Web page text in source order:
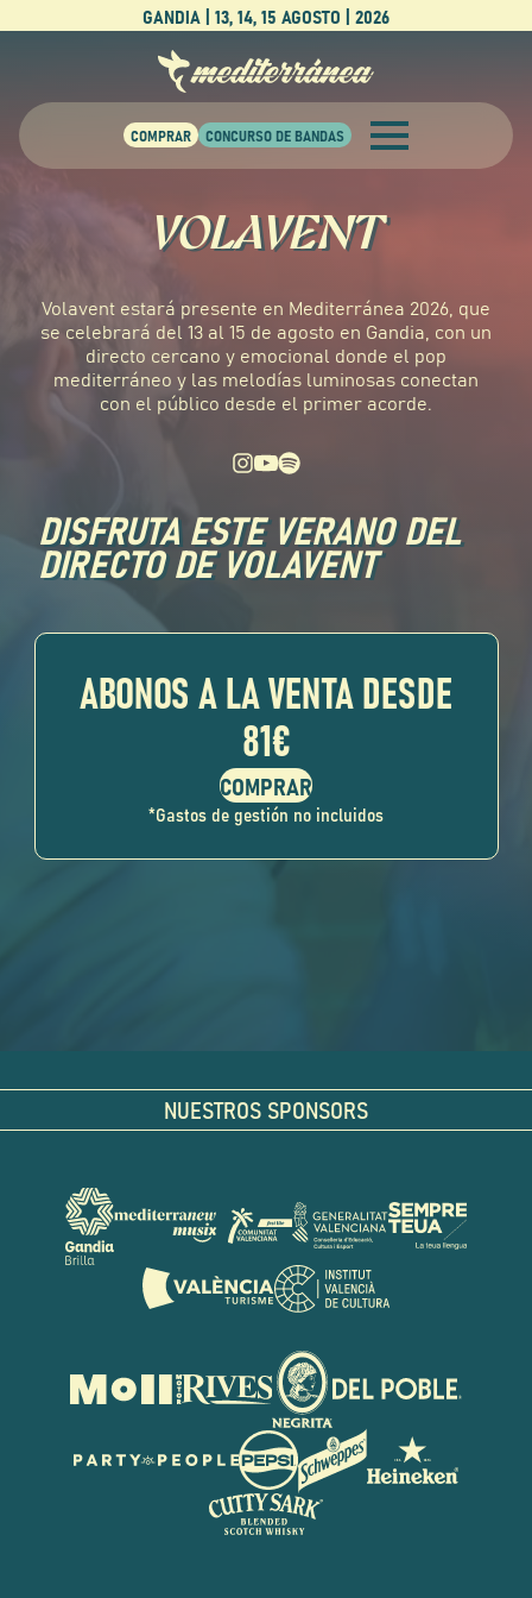
GANDIA | 13, 14, 15 AGOSTO | 2026
VOLAVENT
Volavent estará presente en Mediterránea 2026, que
se celebrará del 13 al 15 de agosto en Gandia, con un
directo cercano y emocional donde el pop
mediterráneo y las melodías luminosas conectan
con el público desde el primer acorde.
DISFRUTA ESTE VERANO DEL
DIRECTO DE VOLAVENT
ABONOS A LA VENTA DESDE
81€
*Gastos de gestión no incluidos
NUESTROS SPONSORS